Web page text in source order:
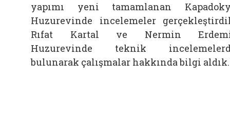
yapımı yeni tamamlanan
Huzurevinde incelemeler
Rıfat Kartal ve Nermin
Huzurevinde teknik
bulunarak çalışmalar hakkında bilgi aldık.